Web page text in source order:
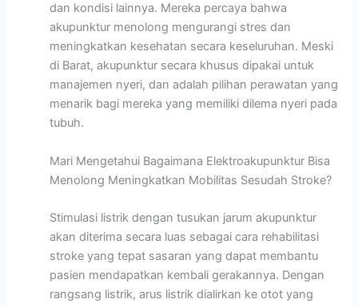
dan kondisi lainnya. Mereka percaya bahwa
akupunktur menolong mengurangi stres dan
meningkatkan kesehatan secara keseluruhan. Meski
di Barat, akupunktur secara khusus dipakai untuk
manajemen nyeri, dan adalah pilihan perawatan yang
menarik bagi mereka yang memiliki dilema nyeri pada
tubuh.
Mari Mengetahui Bagaimana Elektroakupunktur Bisa
Menolong Meningkatkan Mobilitas Sesudah Stroke?
Stimulasi listrik dengan tusukan jarum akupunktur
akan diterima secara luas sebagai cara rehabilitasi
stroke yang tepat sasaran yang dapat membantu
pasien mendapatkan kembali gerakannya. Dengan
rangsang listrik, arus listrik dialirkan ke otot yang